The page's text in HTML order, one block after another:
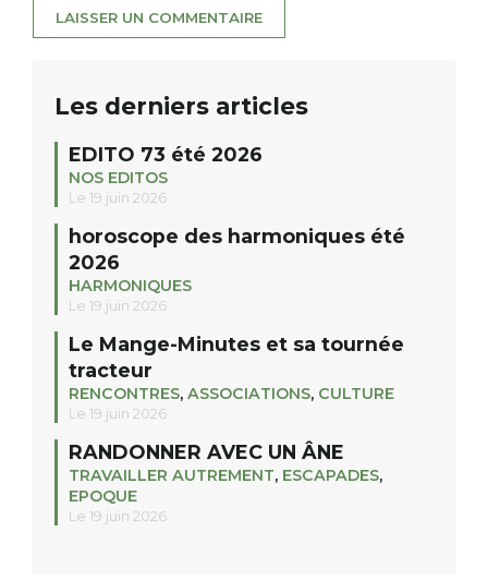
Les derniers articles
EDITO 73 été 2026
NOS EDITOS
Le 19 juin 2026
horoscope des harmoniques été
2026
HARMONIQUES
Le 19 juin 2026
Le Mange-Minutes et sa tournée
tracteur
RENCONTRES, ASSOCIATIONS, CULTURE
Le 19 juin 2026
RANDONNER AVEC UN ÂNE
TRAVAILLER AUTREMENT, ESCAPADES,
EPOQUE
Le 19 juin 2026